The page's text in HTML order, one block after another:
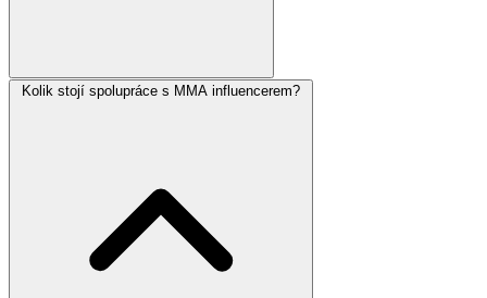
Kolik stojí spolupráce s MMA influencerem?